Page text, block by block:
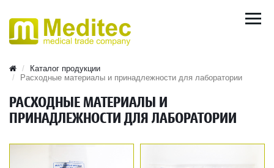
Каталог продукции
Расходные материалы и принадлежности для лаборатории
РАСХОДНЫЕ МАТЕРИАЛЫ И
ПРИНАДЛЕЖНОСТИ ДЛЯ ЛАБОРАТОРИИ